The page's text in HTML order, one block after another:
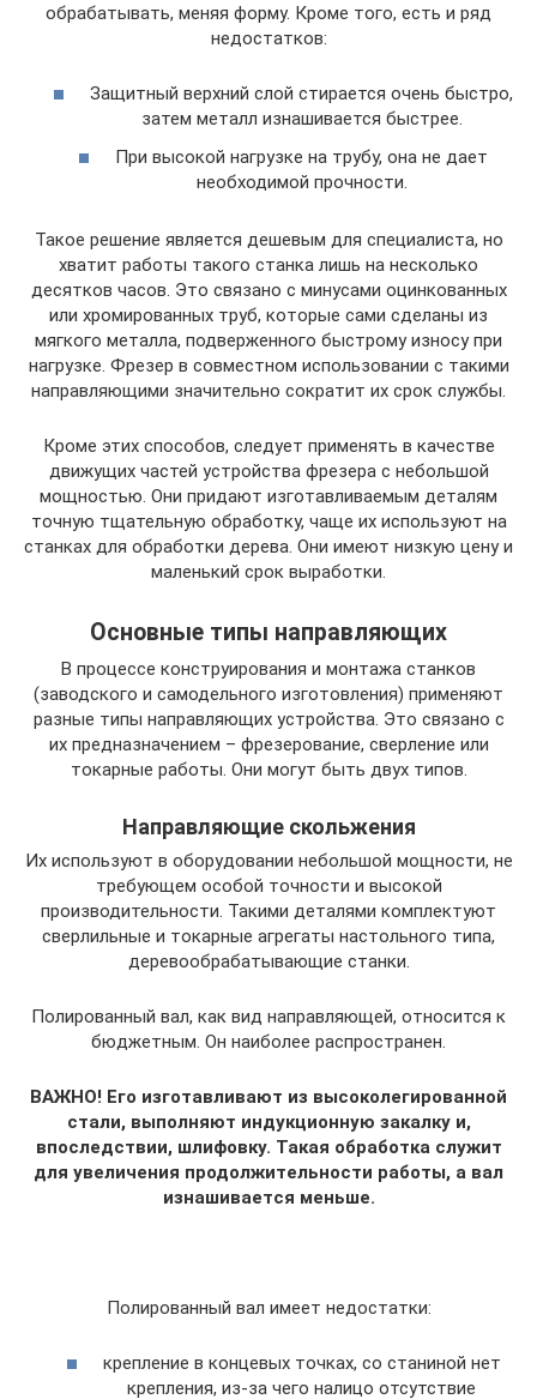
обрабатывать, меняя форму. Кроме того, есть и ряд
недостатков:
Защитный верхний слой стирается очень быстро,
затем металл изнашивается быстрее.
При высокой нагрузке на трубу, она не дает
необходимой прочности.
Такое решение является дешевым для специалиста, но
хватит работы такого станка лишь на несколько
десятков часов. Это связано с минусами оцинкованных
или хромированных труб, которые сами сделаны из
мягкого металла, подверженного быстрому износу при
нагрузке. Фрезер в совместном использовании с такими
направляющими значительно сократит их срок службы.
Кроме этих способов, следует применять в качестве
движущих частей устройства фрезера с небольшой
мощностью. Они придают изготавливаемым деталям
точную тщательную обработку, чаще их используют на
станках для обработки дерева. Они имеют низкую цену и
маленький срок выработки.
Основные типы направляющих
В процессе конструирования и монтажа станков
(заводского и самодельного изготовления) применяют
разные типы направляющих устройства. Это связано с
их предназначением – фрезерование, сверление или
токарные работы. Они могут быть двух типов.
Направляющие скольжения
Их используют в оборудовании небольшой мощности, не
требующем особой точности и высокой
производительности. Такими деталями комплектуют
сверлильные и токарные агрегаты настольного типа,
деревообрабатывающие станки.
Полированный вал, как вид направляющей, относится к
бюджетным. Он наиболее распространен.
ВАЖНО! Его изготавливают из высоколегированной
стали, выполняют индукционную закалку и,
впоследствии, шлифовку. Такая обработка служит
для увеличения продолжительности работы, а вал
изнашивается меньше.
Полированный вал имеет недостатки:
крепление в концевых точках, со станиной нет
крепления, из-за чего налицо отсутствие